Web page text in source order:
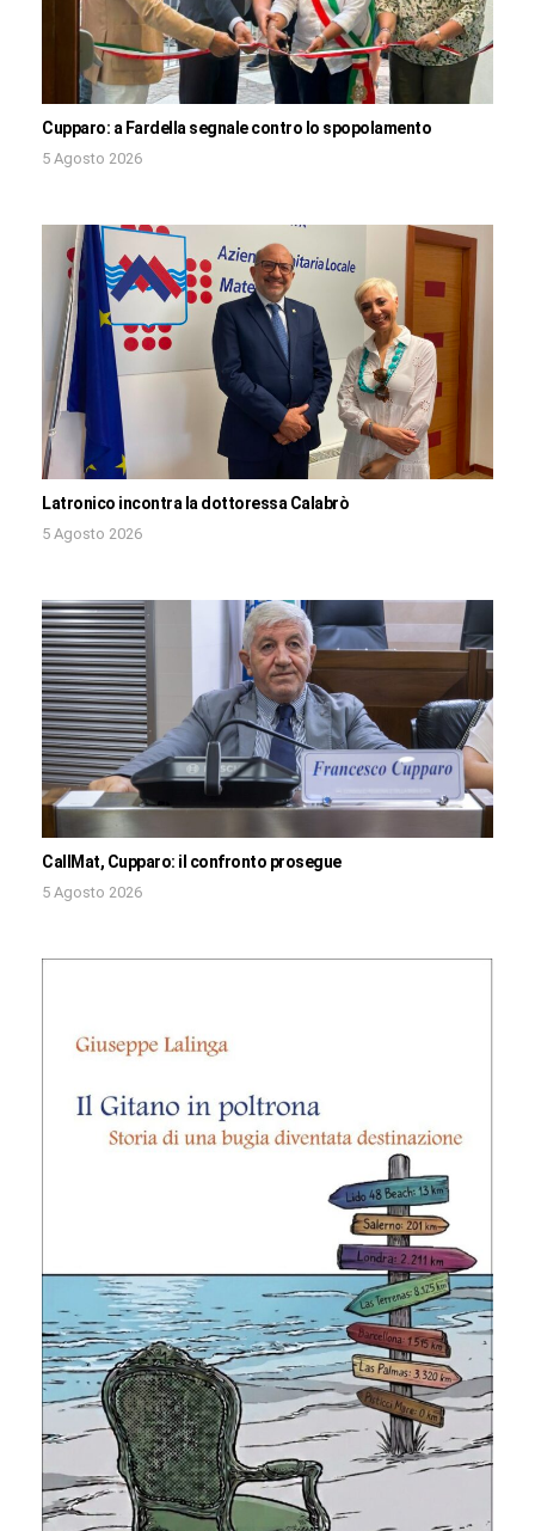
Cupparo: a Fardella segnale contro lo spopolamento
5 Agosto 2026
Latronico incontra la dottoressa Calabrò
5 Agosto 2026
CallMat, Cupparo: il confronto prosegue
5 Agosto 2026